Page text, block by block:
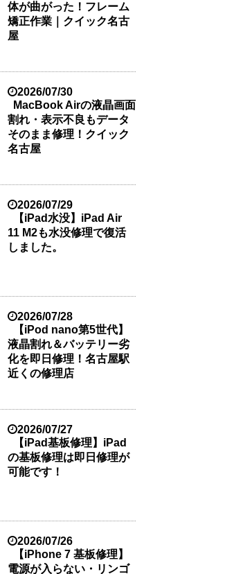
体が曲がった！フレーム
矯正作業｜クイック名古
屋
2026/07/30
MacBook Airの液晶画面
割れ・表示不良もデータ
そのまま修理！クイック
名古屋
2026/07/29
【iPad水没】iPad Air
11 M2も水没修理で復活
しました。
2026/07/28
【iPod nano第5世代】
液晶割れ＆バッテリー劣
化を即日修理！名古屋駅
近くの修理店
2026/07/27
【iPad基板修理】iPad
の基板修理は即日修理が
可能です！
2026/07/26
【iPhone 7 基板修理】
電源が入らない・リンゴ